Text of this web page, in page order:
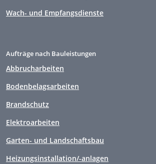
Wach- und Empfangsdienste
Aufträge nach Bauleistungen
Abbrucharbeiten
Bodenbelagsarbeiten
Brandschutz
Elektroarbeiten
Garten- und Landschaftsbau
Heizungsinstallation/-anlagen